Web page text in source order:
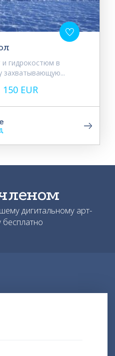
и гидрокостюм в
захватывающую...
150 EUR
дигитальному арт-